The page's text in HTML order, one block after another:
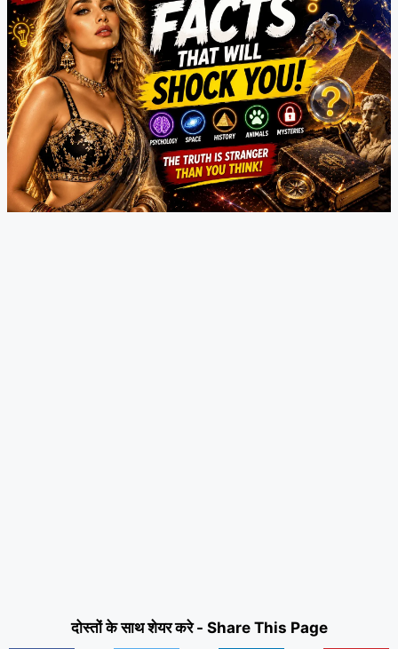
दोस्तों के साथ शेयर करे - Share This Page